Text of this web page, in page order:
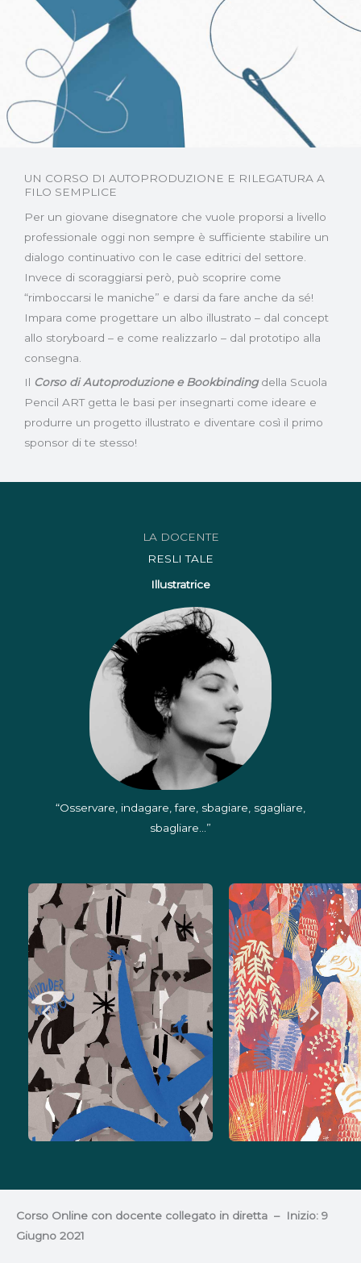
UN CORSO DI AUTOPRODUZIONE E RILEGATURA A
FILO SEMPLICE
Per un giovane disegnatore che vuole proporsi a livello
professionale oggi non sempre è sufficiente stabilire un
dialogo continuativo con le case editrici del settore.
Invece di scoraggiarsi però, può scoprire come
“rimboccarsi le maniche” e darsi da fare anche da sé!
Impara come progettare un albo illustrato – dal concept
allo storyboard – e come realizzarlo – dal prototipo alla
consegna.
Il Corso di Autoproduzione e Bookbindingdella Scuola
Pencil ART getta le basi per insegnarti come ideare e
produrre un progetto illustrato e diventare così il primo
sponsor di te stesso!
LA DOCENTE
RESLI TALE
Illustratrice
“Osservare, indagare, fare, sbagiare, sgagliare,
sbagliare…”
Corso Online con docente collegato in diretta – Inizio: 9
Giugno 2021